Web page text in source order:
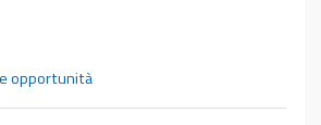
opportunità